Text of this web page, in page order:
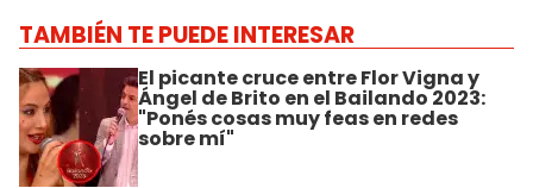
TAMBIÉN TE PUEDE INTERESAR
El picante cruce entre Flor Vigna y
Ángel de Brito en el Bailando 2023:
"Ponés cosas muy feas en redes
sobre mí"